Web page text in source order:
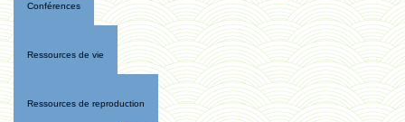
Conférences
Ressources de vie
Ressources de reproduction